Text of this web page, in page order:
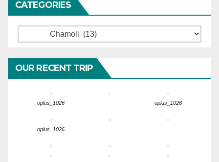
CATEGORIES
Categories
OUR RECENT TRIP
oplus_1026 oplus_1026
oplus_1026